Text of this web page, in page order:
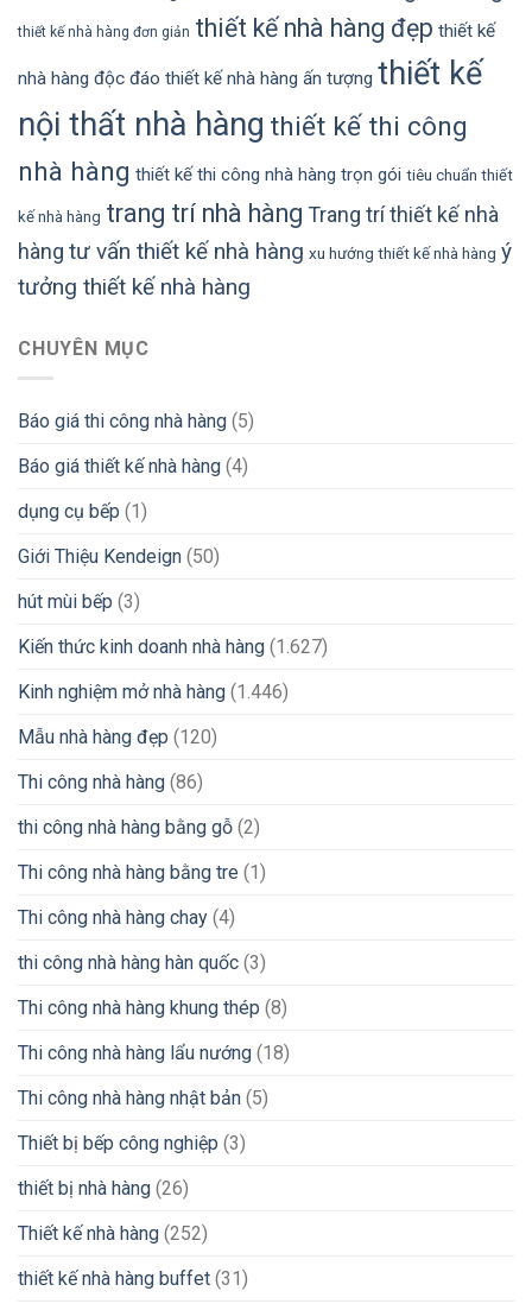
thiết kế nhà hàng đơn giản thiết kế nhà hàng đẹp thiết kế
nhà hàng độc đáo thiết kế nhà hàng ấn tượng thiết kế
nội thất nhà hàng thiết kế thi công
nhà hàng thiết kế thi công nhà hàng trọn gói tiêu chuẩn thiết
kế nhà hàng trang trí nhà hàng Trang trí thiết kế nhà
hàng tư vấn thiết kế nhà hàng xu hướng thiết kế nhà hàng ý
tưởng thiết kế nhà hàng
CHUYÊN MỤC
Báo giá thi công nhà hàng (5)
Báo giá thiết kế nhà hàng (4)
dụng cụ bếp (1)
Giới Thiệu Kendeign (50)
hút mùi bếp (3)
Kiến thức kinh doanh nhà hàng (1.627)
Kinh nghiệm mở nhà hàng (1.446)
Mẫu nhà hàng đẹp (120)
Thi công nhà hàng (86)
thi công nhà hàng bằng gỗ (2)
Thi công nhà hàng bằng tre (1)
Thi công nhà hàng chay (4)
thi công nhà hàng hàn quốc (3)
Thi công nhà hàng khung thép (8)
Thi công nhà hàng lẩu nướng (18)
Thi công nhà hàng nhật bản (5)
Thiết bị bếp công nghiệp (3)
thiết bị nhà hàng (26)
Thiết kế nhà hàng (252)
thiết kế nhà hàng buffet (31)